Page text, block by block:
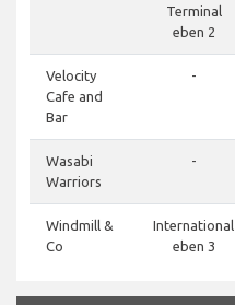
Terminal
eben 2
Velocity
Cafe and
Bar
-
Wasabi
Warriors
-
Windmill &
Co
International
eben 3